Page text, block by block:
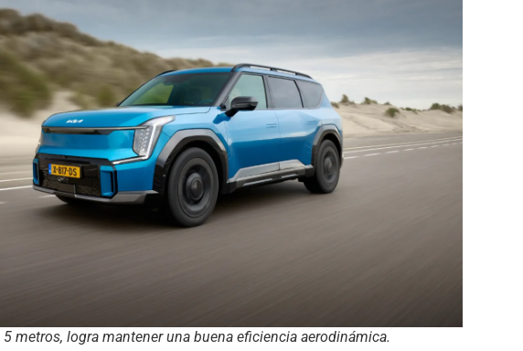
metros, logra mantener una buena eficiencia aerodinámica.